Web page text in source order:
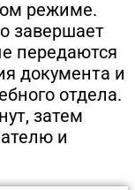
режиме.
завершает
передаются
документа и
отдела.
затем
и